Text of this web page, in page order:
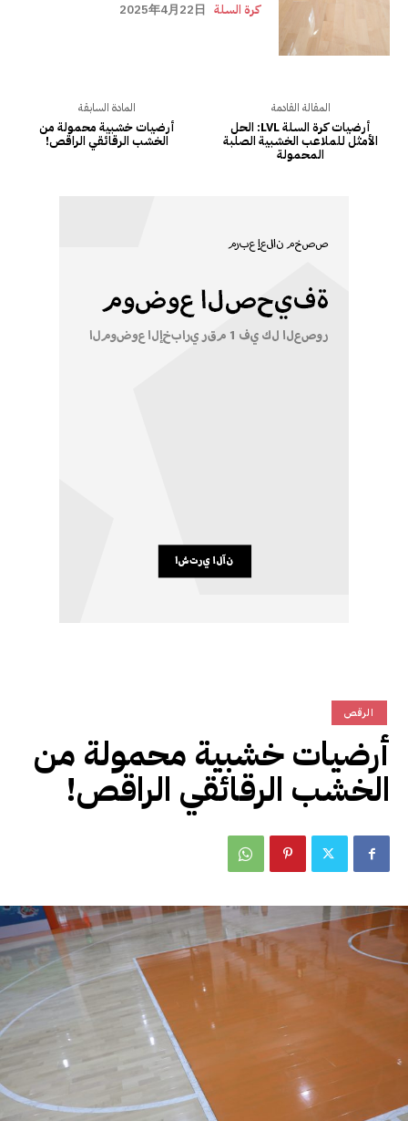
كرة السلة 2025年4月22日
المادة السابقة
أرضيات خشبية محمولة من
الخشب الرقائقي الراقص!
المقالة القادمة
أرضيات كرة السلة LVL: الحل
الأمثل للملاعب الخشبية الصلبة
المحمولة